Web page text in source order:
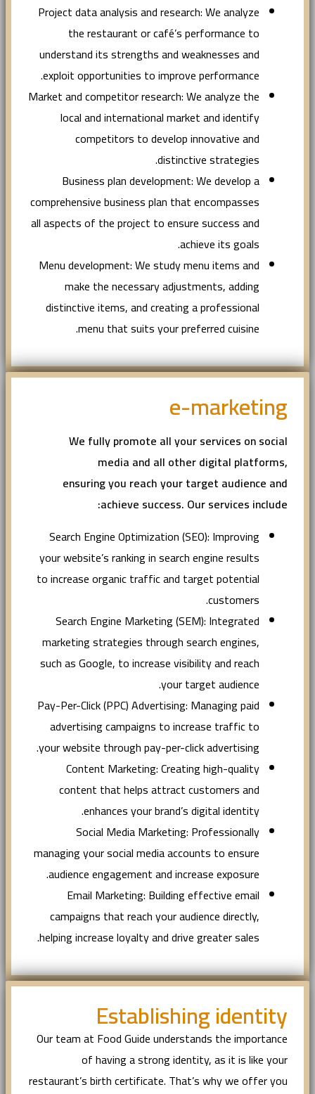
Project data analysis and research: We analyze
the restaurant or café’s performance to
understand its strengths and weaknesses and
exploit opportunities to improve performance.
Market and competitor research: We analyze the
local and international market and identify
competitors to develop innovative and
distinctive strategies.
Business plan development: We develop a
comprehensive business plan that encompasses
all aspects of the project to ensure success and
achieve its goals.
Menu development: We study menu items and
make the necessary adjustments, adding
distinctive items, and creating a professional
menu that suits your preferred cuisine.
e-marketing
We fully promote all your services on social
media and all other digital platforms,
ensuring you reach your target audience and
achieve success. Our services include:
Search Engine Optimization (SEO): Improving
your website’s ranking in search engine results
to increase organic traffic and target potential
customers.
Search Engine Marketing (SEM): Integrated
marketing strategies through search engines,
such as Google, to increase visibility and reach
your target audience.
Pay-Per-Click (PPC) Advertising: Managing paid
advertising campaigns to increase traffic to
your website through pay-per-click advertising.
Content Marketing: Creating high-quality
content that helps attract customers and
enhances your brand’s digital identity.
Social Media Marketing: Professionally
managing your social media accounts to ensure
audience engagement and increase exposure.
Email Marketing: Building effective email
campaigns that reach your audience directly,
helping increase loyalty and drive greater sales.
Establishing identity
Our team at Food Guide understands the importance
of having a strong identity, as it is like your
restaurant’s birth certificate. That’s why we offer you